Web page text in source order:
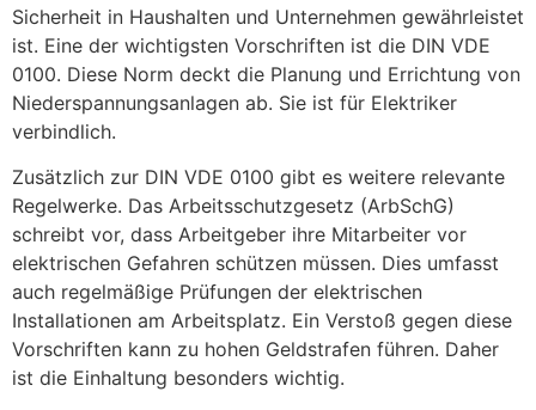
Sicherheit in Haushalten und Unternehmen gewährleistet
ist. Eine der wichtigsten Vorschriften ist die DIN VDE
0100. Diese Norm deckt die Planung und Errichtung von
Niederspannungsanlagen ab. Sie ist für Elektriker
verbindlich.
Zusätzlich zur DIN VDE 0100 gibt es weitere relevante
Regelwerke. Das Arbeitsschutzgesetz (ArbSchG)
schreibt vor, dass Arbeitgeber ihre Mitarbeiter vor
elektrischen Gefahren schützen müssen. Dies umfasst
auch regelmäßige Prüfungen der elektrischen
Installationen am Arbeitsplatz. Ein Verstoß gegen diese
Vorschriften kann zu hohen Geldstrafen führen. Daher
ist die Einhaltung besonders wichtig.